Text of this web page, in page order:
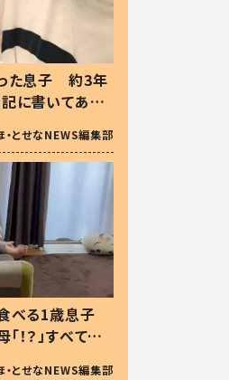
た息子 約3年
に書いてあっ
・とせなNEWS編集部
べる1歳息子
！？」すべてを
愛いから許
・とせなNEWS編集部